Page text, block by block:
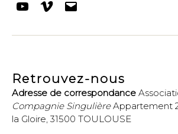
YoutubeVimeo
E-
Retrouvez-nous
Adresse de correspondance
Compagnie SingulièreAppartement
la Gloire, 31500 TOULOUSE